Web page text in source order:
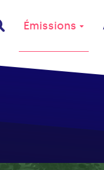
Émissions